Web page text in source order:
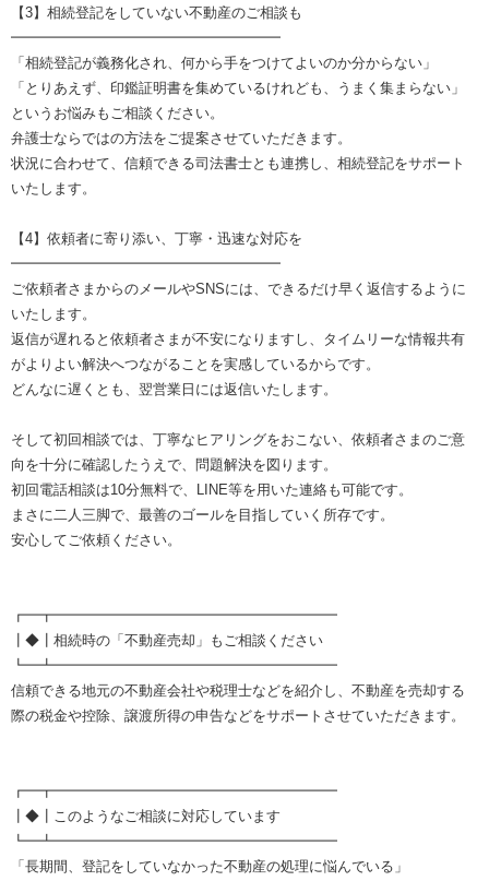
【3】相続登記をしていない不動産のご相談も
━━━━━━━━━━━━━━━━━━━
「相続登記が義務化され、何から手をつけてよいのか分からない」
「とりあえず、印鑑証明書を集めているけれども、うまく集まらない」
というお悩みもご相談ください。
弁護士ならではの方法をご提案させていただきます。
状況に合わせて、信頼できる司法書士とも連携し、相続登記をサポート
いたします。
【4】依頼者に寄り添い、丁寧・迅速な対応を
━━━━━━━━━━━━━━━━━━━
ご依頼者さまからのメールやSNSには、できるだけ早く返信するように
いたします。
返信が遅れると依頼者さまが不安になりますし、タイムリーな情報共有
がよりよい解決へつながることを実感しているからです。
どんなに遅くとも、翌営業日には返信いたします。
そして初回相談では、丁寧なヒアリングをおこない、依頼者さまのご意
向を十分に確認したうえで、問題解決を図ります。
初回電話相談は10分無料で、LINE等を用いた連絡も可能です。
まさに二人三脚で、最善のゴールを目指していく所存です。
安心してご依頼ください。
┏━┳━━━━━━━━━━━━━━━━━━━━
┃◆┃相続時の「不動産売却」もご相談ください
┗━┻━━━━━━━━━━━━━━━━━━━━
信頼できる地元の不動産会社や税理士などを紹介し、不動産を売却する
際の税金や控除、譲渡所得の申告などをサポートさせていただきます。
┏━┳━━━━━━━━━━━━━━━━━━━━
┃◆┃このようなご相談に対応しています
┗━┻━━━━━━━━━━━━━━━━━━━━
「長期間、登記をしていなかった不動産の処理に悩んでいる」